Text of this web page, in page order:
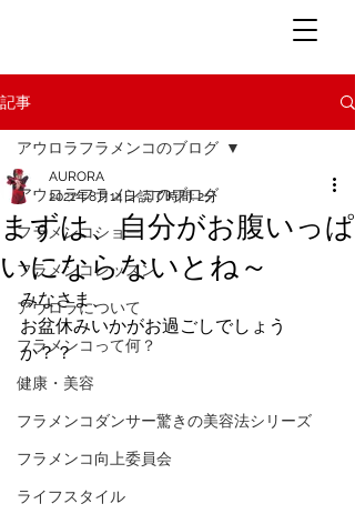
記事
アウロラフラメンコのブログ
フラメンコショー
フラメンコレッスン
アウロラについて
フラメンコって何？
健康・美容
フラメンコダンサー驚きの美容法シリーズ
フラメンコ向上委員会
ライフスタイル
アウロラフラメンコのブログ
まずは、自分がお腹いっぱ
いにならないとね～
AURORA
2021年8月14日読了時間: 2分
みなさま、
お盆休みいかがお過ごしでしょう
か？？